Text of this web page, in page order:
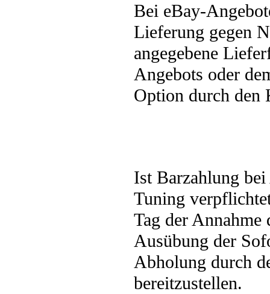
Bei eBay-
Lieferung gegen
angegebene
Angebots oder
Option durch den
Ist Barzahlung
Tuning
Tag der Annahme
Ausübung der
Abholung durch
bereitzustellen.